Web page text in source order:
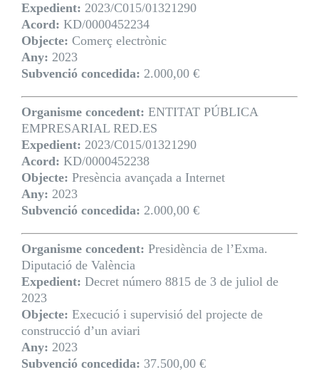
Expedient: 2023/C015/01321290
Acord: KD/0000452234
Objecte: Comerç electrònic
Any: 2023
Subvenció concedida: 2.000,00 €
Organisme concedent: ENTITAT PÚBLICA
EMPRESARIAL RED.ES
Expedient: 2023/C015/01321290
Acord: KD/0000452238
Objecte: Presència avançada a Internet
Any: 2023
Subvenció concedida: 2.000,00 €
Organisme concedent: Presidència de l’Exma.
Diputació de València
Expedient: Decret número 8815 de 3 de juliol de
2023
Objecte: Execució i supervisió del projecte de
construcció d’un aviari
Any: 2023
Subvenció concedida: 37.500,00 €